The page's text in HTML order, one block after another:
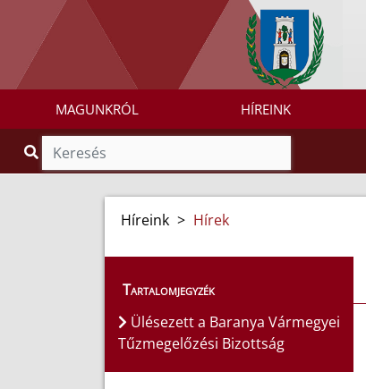
MAGUNKRÓL HÍREINK
Híreink > Hírek
Tartalomjegyzék
Ülésezett a Baranya Vármegyei
Tűzmegelőzési Bizottság